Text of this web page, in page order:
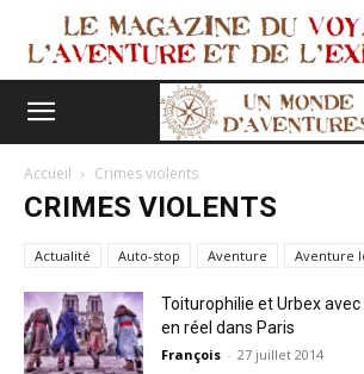
Accueil Crimes violents
CRIMES VIOLENTS
Actualité Auto-stop Aventure Aventure
Toiturophilie et Urbex avec
en réel dans Paris
François - 27 juillet 2014